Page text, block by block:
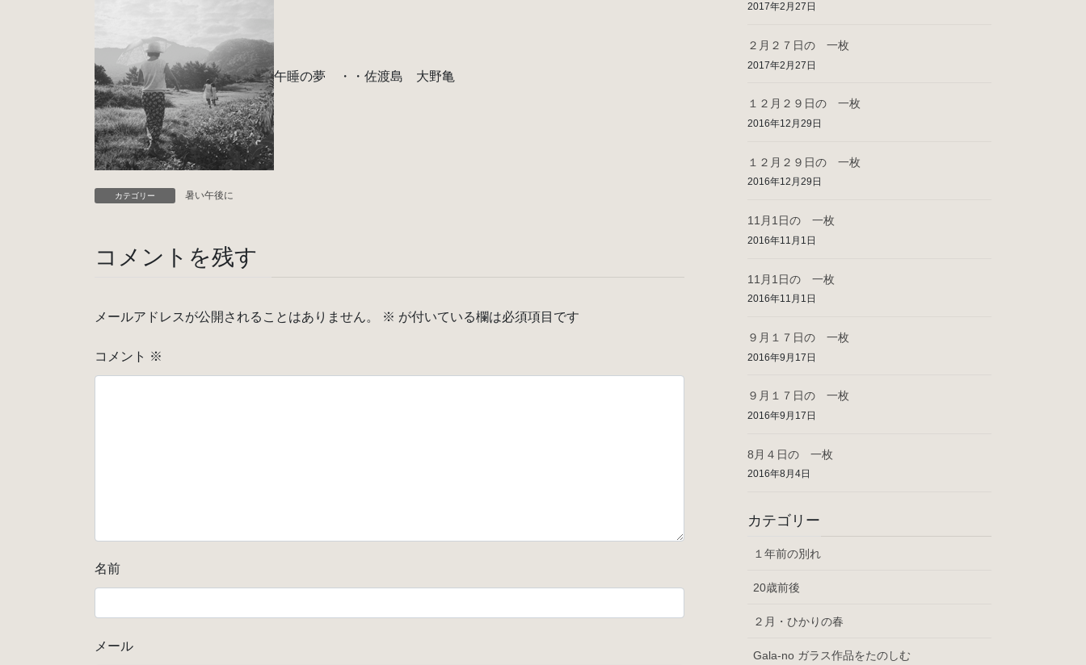
午睡の夢 ・・佐渡島 大野亀
カテゴリー 暑い午後に
コメントを残す
メールアドレスが公開されることはありません。 ※ が付いている欄は必須項目です
コメント ※
名前
メール
2017年2月27日
２月２７日の 一枚
2017年2月27日
１２月２９日の 一枚
2016年12月29日
１２月２９日の 一枚
2016年12月29日
11月1日の 一枚
2016年11月1日
11月1日の 一枚
2016年11月1日
９月１７日の 一枚
2016年9月17日
９月１７日の 一枚
2016年9月17日
8月４日の 一枚
2016年8月4日
カテゴリー
１年前の別れ
20歳前後
２月・ひかりの春
Gala-no ガラス作品をたのしむ